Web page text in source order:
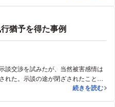
ウンセリングのため定期的に通所
て母親、支援施設職員に出廷いた
能性について証言いただきました。
猶予を得た事例
談交渉を試みたが、当然被害感情は
れた。示談の途が閉ざされたこと
固めた。単身生活だったが、起訴後
実刑濃厚の覚
続きを読む